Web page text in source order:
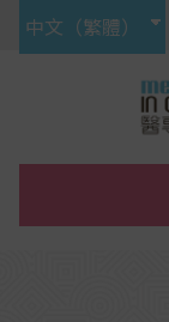
中文（繁體）